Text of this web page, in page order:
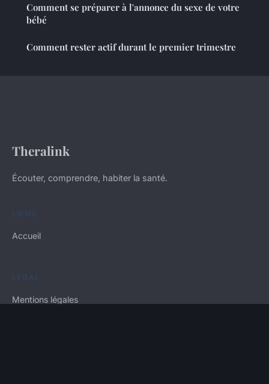
Comment se préparer à l'annonce du sexe de votre
bébé
Comment rester actif durant le premier trimestre
Theralink
Écouter, comprendre, habiter la santé.
LIENS
Accueil
LÉGAL
Mentions légales